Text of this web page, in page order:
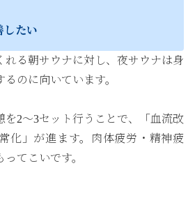
したい
れる朝サウナに対し、夜サウナは身
のに向いています。
2～3セット行うことで、「血流改
化」が進ます。肉体疲労・精神疲
てこいです。